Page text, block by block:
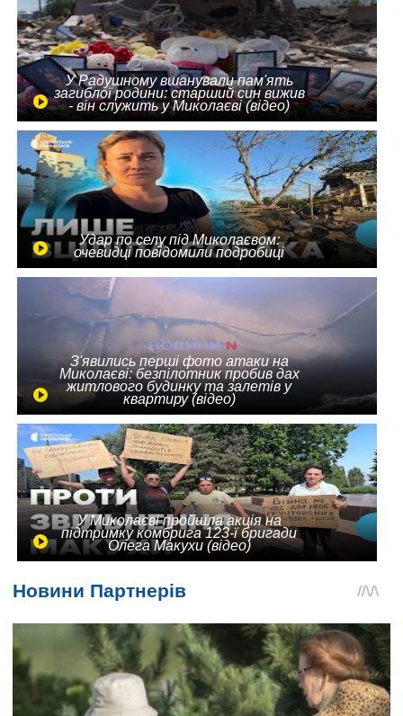
У Радушному вшанували пам'ять
загиблої родини: старший син вижив
- він служить у Миколаєві (відео)
Удар по селу під Миколаєвом:
очевидці повідомили подробиці
З'явились перші фото атаки на
Миколаєві: безпілотник пробив дах
житлового будинку та залетів у
квартиру (відео)
У Миколаєві пройшла акція на
підтримку комбрига 123-ї бригади
Олега Макухи (відео)